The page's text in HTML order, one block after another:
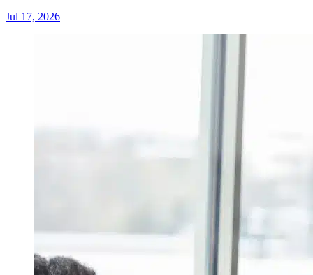
Jul 17, 2026